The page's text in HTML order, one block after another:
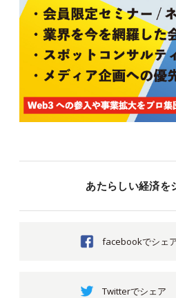
あたらしい経済を
facebookでシェ
Twitterでシェア